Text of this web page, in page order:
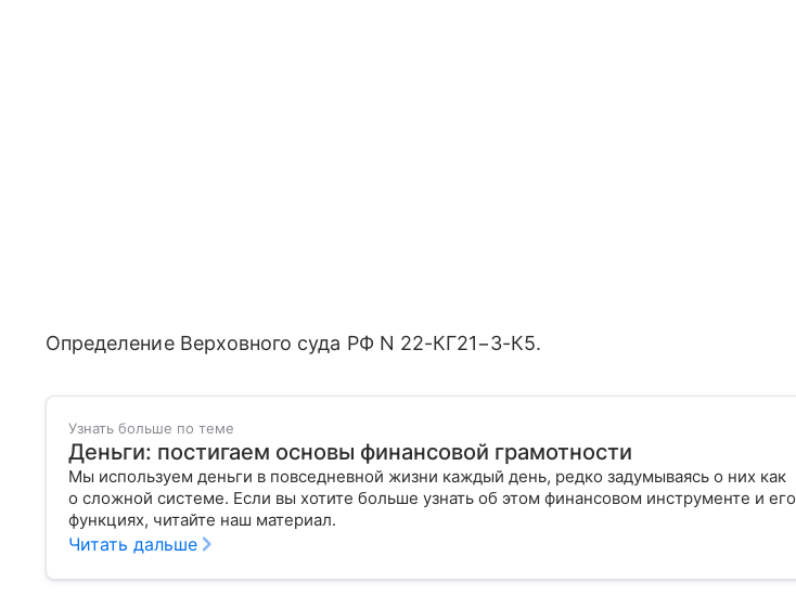
Определение Верховного суда РФ N 22-КГ21−3-К5.
Узнать больше по теме
Деньги: постигаем основы финансовой грамотности
Мы используем деньги в повседневной жизни каждый день, редко задумываясь о них как
о сложной системе. Если вы хотите больше узнать об этом финансовом инструменте и его
функциях, читайте наш материал.
Читать дальше